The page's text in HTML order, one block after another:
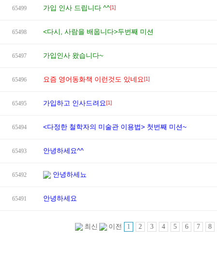
65499 가입 인사 드립니다 ^^[1]
65498 <다시, 사람을 배웁니다>두번째 미션
65497 가입인사 왔습니다~
65496 요즘 영어동화책 이런것도 있네요[1]
65495 가입하고 인사드려요[1]
65494 <다정한 철학자의 미술관 이용법> 첫번째 미션~
65493 안녕하세요^^
65492 안녕하세뇨
65491 안녕하세요
최신 이전 1 2 3 4 5 6 7 8